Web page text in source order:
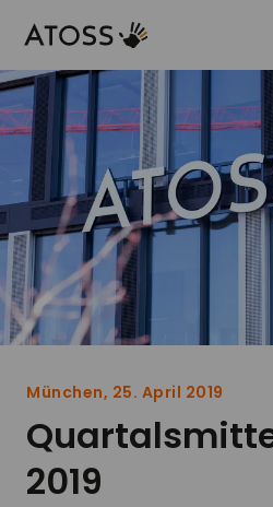
München, 25. April 2019
2019